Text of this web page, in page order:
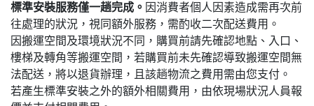
標準安裝服務僅一趟完成。 因消費者個人因素造成需再次前
往處理的狀況，視同額外服務，需酌收二次配送費用。
因搬運空間及環境狀況不同，購買前請先確認地點、入口、
樓梯及轉角等搬運空間，若購買前未先確認導致搬運空間無
法配送，將以退貨辦理，且該趟物流之費用需由您支付。
若產生標準安裝之外的額外相關費用，由依現場狀況人員報